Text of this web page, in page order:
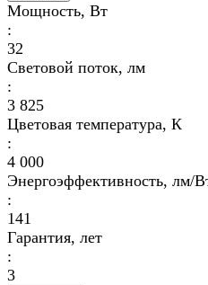
Мощность, Вт
:
32
Световой поток, лм
:
3 825
Цветовая температура, К
:
4 000
Энергоэффективность, лм/
:
141
Гарантия, лет
:
3